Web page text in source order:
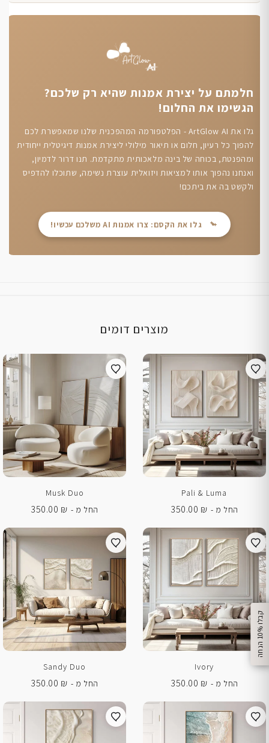
ק
ב
ל
ו
1
0
%
ה
נ
ח
ה
חלמתם על יצירת אמנות שהיא רק שלכם?
הגשימו את החלום!
גלו את ArtGlow AI - הפלטפורמה המהפכנית שלנו שמאפשרת לכם
להפוך כל רעיון, חלום או תיאור מילולי ליצירת אמנות דיגיטלית ייחודית
ומהפנטת, בכוחה של בינה מלאכותית מתקדמת. תנו דרור לדמיון,
ואנחנו נהפוך אותו למציאות ויזואלית עוצרת נשימה, שתוכלו להדפיס
ולקשט בה את ביתכם!
גלו את הקסם: צרו אמנות AI משלכם עכשיו!
מוצרים דומים
Pali & Luma
החל מ -
350.00 ₪
Musk Duo
החל מ -
350.00 ₪
Ivory
החל מ -
350.00 ₪
Sandy Duo
החל מ -
350.00 ₪